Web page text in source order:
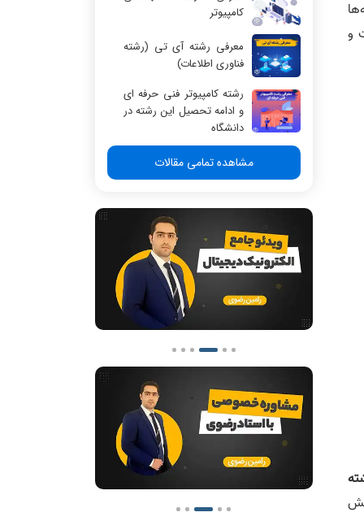
و
کامپیوتر
معرفی رشته آی تی (رشته
فناوری اطلاعات)
رشته کامپیوتر فنی حرفه ای
و ادامه تحصیل این رشته در
دانشگاه
مشاهده تمامی مقالات